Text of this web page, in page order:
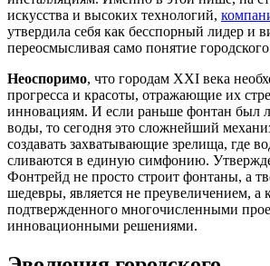
искусства и высоких технологий,
утвердила себя как бесспорный лидер и
переосмысливая само понятие
Неоспоримо, что городам XXI века
прогресса и красоты, отражающие их
инновациям. И если раньше фонтан был
воды, то сегодня это сложнейший
создавать захватывающие зрелища, где
сливаются в единую симфонию.
Фонтрейд не просто строит фонтаны, а
шедевры, является не преувеличением, а
подтвержденного многочисленными
инновационными решениями.